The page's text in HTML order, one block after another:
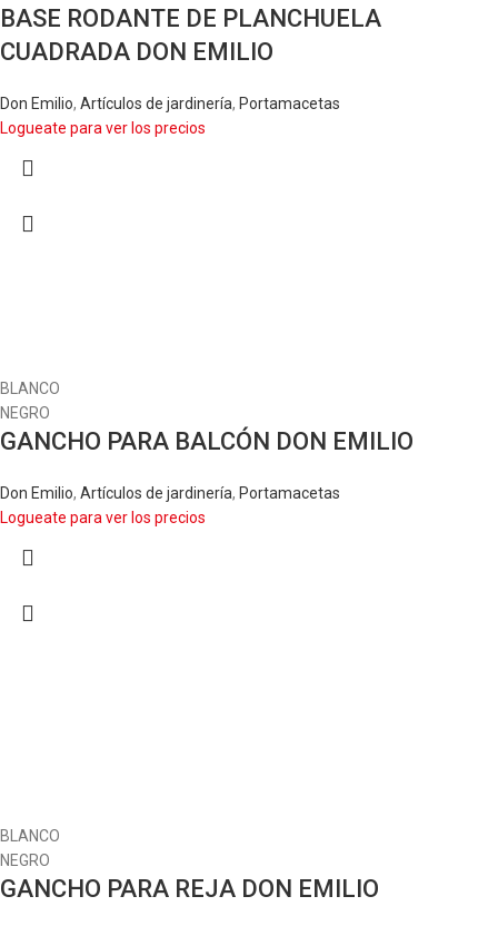
BASE RODANTE DE PLANCHUELA
CUADRADA DON EMILIO
Don Emilio, Artículos de jardinería, Portamacetas
Logueate para ver los precios
BLANCO
NEGRO
GANCHO PARA BALCÓN DON EMILIO
Don Emilio, Artículos de jardinería, Portamacetas
Logueate para ver los precios
BLANCO
NEGRO
GANCHO PARA REJA DON EMILIO